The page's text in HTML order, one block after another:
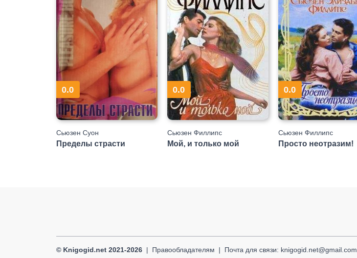
0.0
Сьюзен Суон
Пределы страсти
0.0
Сьюзен Филлипс
Мой, и только мой
0.0
Сьюзен Филлипс
Просто неотразим!
© Knigogid.net 2021-2026 Правообладателям Почта для связи: knigogid.net@gmail.com